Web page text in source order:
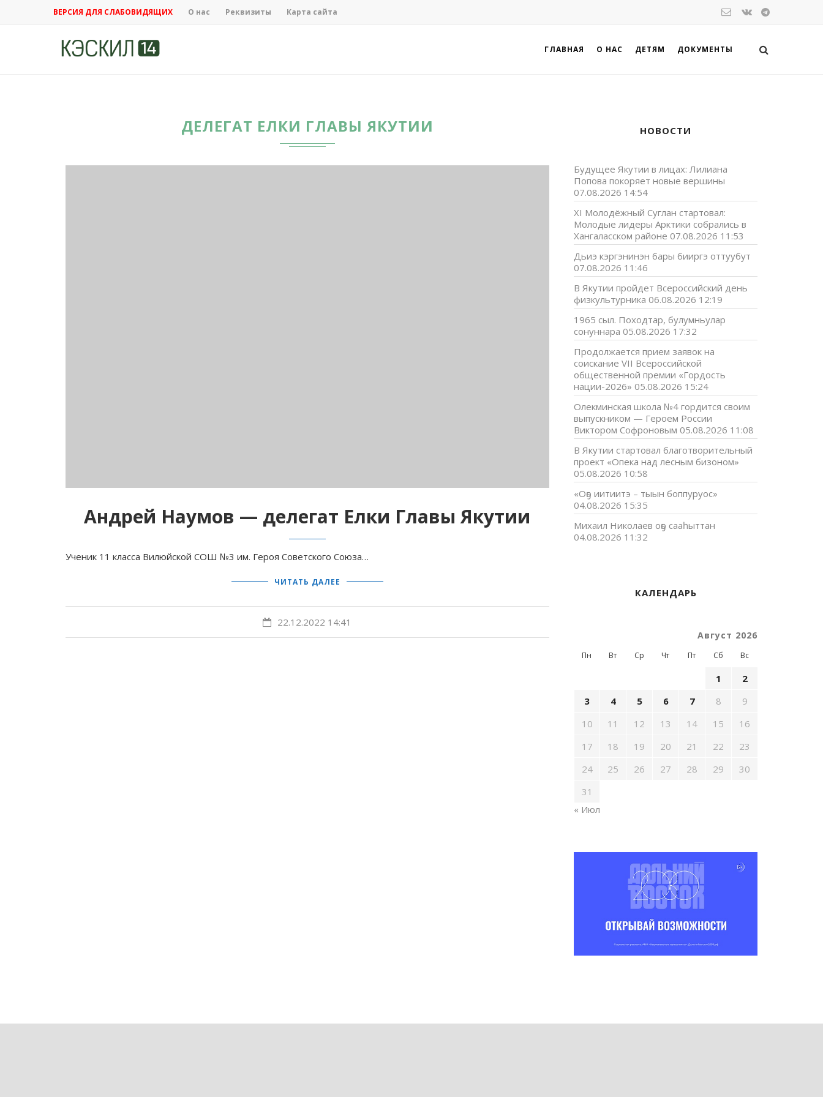
ВЕРСИЯ ДЛЯ СЛАБОВИДЯЩИХ О нас Реквизиты Карта сайта
ГЛАВНАЯ О НАС ДЕТЯМ ДОКУМЕНТЫ
ДЕЛЕГАТ ЕЛКИ ГЛАВЫ ЯКУТИИ
Андрей Наумов — делегат Елки Главы Якутии
Ученик 11 класса Вилюйской СОШ №3 им. Героя Советского Союза…
ЧИТАТЬ ДАЛЕЕ
22.12.2022 14:41
НОВОСТИ
Будущее Якутии в лицах: Лилиана
Попова покоряет новые вершины
07.08.2026 14:54
XI Молодёжный Суглан стартовал:
Молодые лидеры Арктики собрались в
Хангаласском районе 07.08.2026 11:53
Дьиэ кэргэнинэн бары бииргэ оттуубут
07.08.2026 11:46
В Якутии пройдет Всероссийский день
физкультурника 06.08.2026 12:19
1965 сыл. Походтар, булумньулар
сонуннара 05.08.2026 17:32
Продолжается прием заявок на
соискание VII Всероссийской
общественной премии «Гордость
нации-2026» 05.08.2026 15:24
Олекминская школа №4 гордится своим
выпускником — Героем России
Виктором Софроновым 05.08.2026 11:08
В Якутии стартовал благотворительный
проект «Опека над лесным бизоном»
05.08.2026 10:58
«Оҕо иитиитэ – тыын боппуруос»
04.08.2026 15:35
Михаил Николаев оҕо сааһыттан
04.08.2026 11:32
КАЛЕНДАРЬ
Август 2026
Пн Вт Ср Чт Пт Сб Вс
1
2
3
4 5 6 7 8
9
10
11 12 13 14 15
16
17
18 19 20 21 22
23
24
25 26 27 28 29
30
31
« Июл